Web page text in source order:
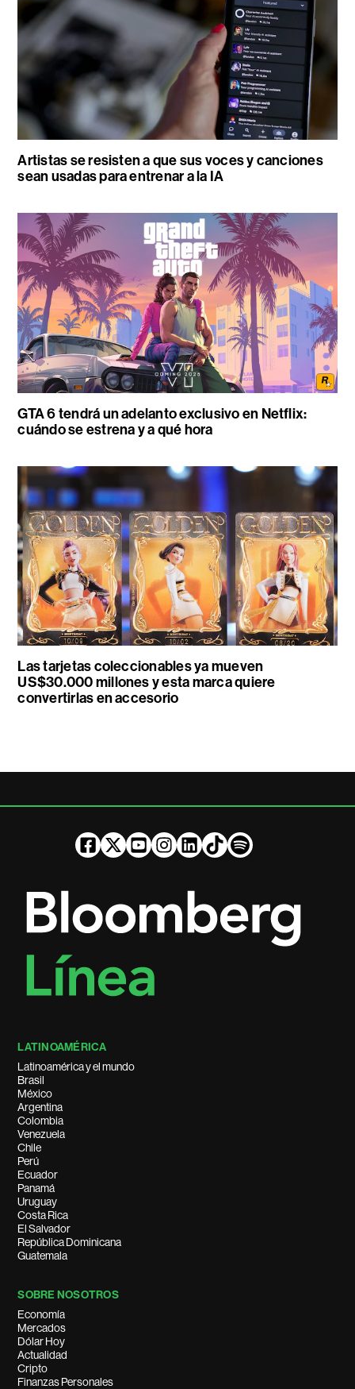
Artistas se resisten a que sus voces y canciones
sean usadas para entrenar a la IA
GTA 6 tendrá un adelanto exclusivo en Netflix:
cuándo se estrena y a qué hora
Las tarjetas coleccionables ya mueven
US$30.000 millones y esta marca quiere
convertirlas en accesorio
LATINOAMÉRICA
Latinoamérica y el mundo
Brasil
México
Argentina
Colombia
Venezuela
Chile
Perú
Ecuador
Panamá
Uruguay
Costa Rica
El Salvador
República Dominicana
Guatemala
SOBRE NOSOTROS
Economía
Mercados
Dólar Hoy
Actualidad
Cripto
Finanzas Personales